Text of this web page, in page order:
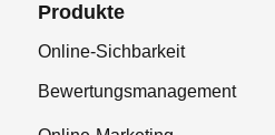
Produkte
Online-Sichbarkeit
Bewertungsmanagement